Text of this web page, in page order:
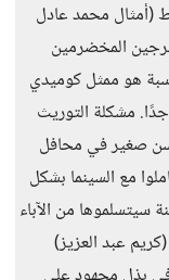
(أمثال محمد عادل
المخضرمين
هو ممثل كوميدي
مشكلة التوريث
سن صغير في محافل
مع السينما بشكل
سيتسلموها من الآباء
عبد العزيز)